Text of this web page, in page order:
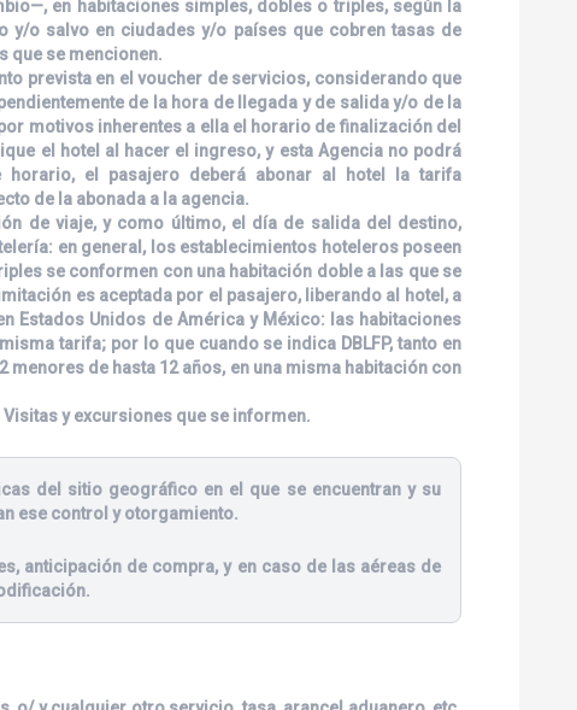
en habitaciones simples, dobles o triples, según la
y/o salvo en ciudades y/o países que cobren tasas de
que se mencionen.
prevista en el voucher de servicios, considerando que
de la hora de llegada y de salida y/o de la
motivos inherentes a ella el horario de finalización del
el hotel al hacer el ingreso, y esta Agencia no podrá
horario, el pasajero deberá abonar al hotel la tarifa
de la abonada a la agencia.
de viaje, y como último, el día de salida del destino,
en general, los establecimientos hoteleros poseen
se conformen con una habitación doble a las que se
es aceptada por el pasajero, liberando al hotel, a
Estados Unidos de América y México: las habitaciones
tarifa; por lo que cuando se indica DBLFP, tanto en
de hasta 12 años, en una misma habitación con
y excursiones que se informen.
del sitio geográfico en el que se encuentran y su
ese control y otorgamiento.
anticipación de compra, y en caso de las aéreas de